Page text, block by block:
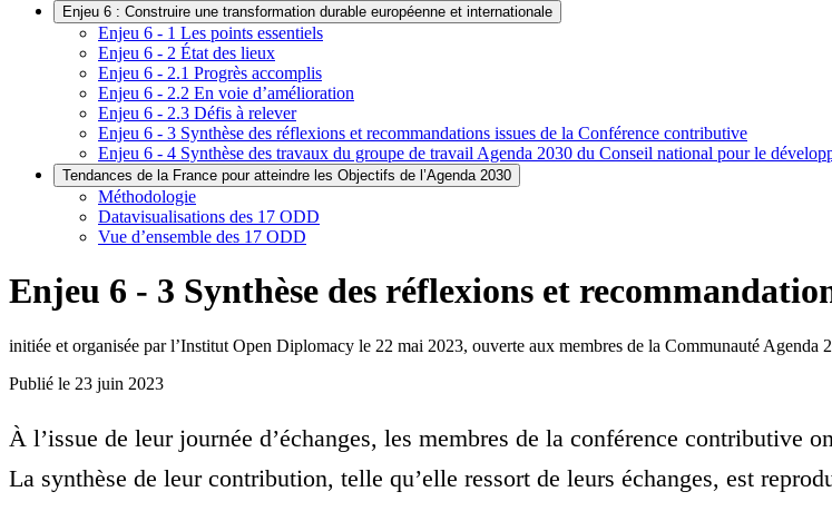
Enjeu 6 : Construire une transformation durable européenne et internationale
Enjeu 6 - 1 Les points essentiels
Enjeu 6 - 2 État des lieux
Enjeu 6 - 2.1 Progrès accomplis
Enjeu 6 - 2.2 En voie d’amélioration
Enjeu 6 - 2.3 Défis à relever
Enjeu 6 - 3 Synthèse des réflexions et recommandations issues de la Conférence contributive
Enjeu 6 - 4 Synthèse des travaux du groupe de travail Agenda 2030 du Conseil national pour le
Tendances de la France pour atteindre les Objectifs de l’Agenda 2030
Méthodologie
Datavisualisations des 17 ODD
Vue d’ensemble des 17 ODD
Enjeu 6 - 3 Synthèse des réflexions et
initiée et organisée par l’Institut Open Diplomacy le 22 mai 2023, ouverte aux membres de la Communauté Agenda
Publié le 23 juin 2023
À l’issue de leur journée d’échanges, les membres de la conférence contributive
La synthèse de leur contribution, telle qu’elle ressort de leurs échanges, est